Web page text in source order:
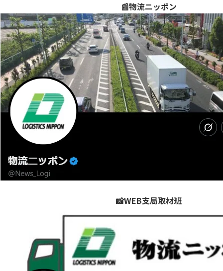
📰物流ニッポン
📸WEB支局取材班